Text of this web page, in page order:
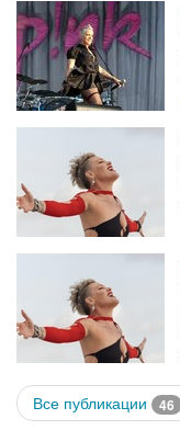
Все публикации 46